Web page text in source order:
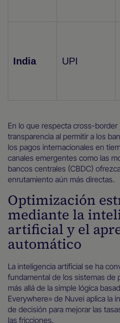
India UPI
En lo que respecta cross-border
transparencia al permitir a los
los pagos internacionales en
canales emergentes como las
bancos centrales (CBDC)
enrutamiento aún más directas.
Optimización
mediante la
artificial y el
automático
La inteligencia artificial se ha
fundamental de los sistemas de
más allá de la simple lógica
Everywhere» de Nuvei aplica la
de decisión para mejorar las
las fricciones.